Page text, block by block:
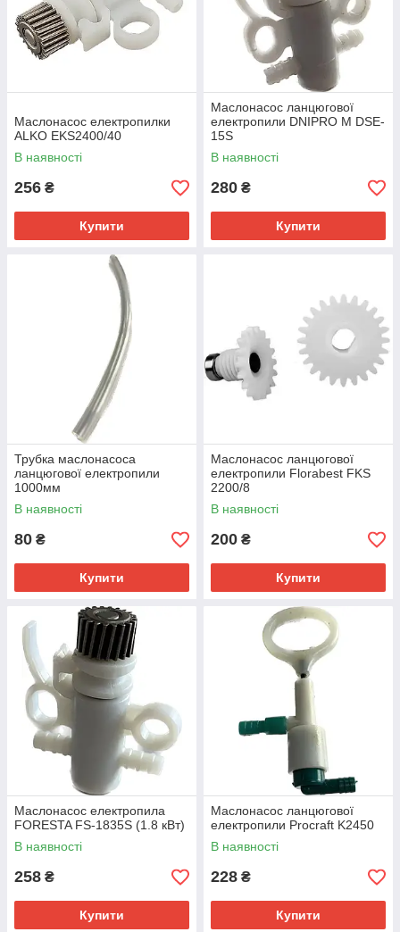
Маслонасос електропилки
ALKO EKS2400/40
В наявності
256 ₴
Купити
Маслонасос ланцюгової
електропили DNIPRO M DSE-
15S
В наявності
280 ₴
Купити
Трубка маслонасоса
ланцюгової електропили
1000мм
В наявності
80 ₴
Купити
Маслонасос ланцюгової
електропили Florabest FKS
2200/8
В наявності
200 ₴
Купити
Маслонасос електропила
FORESTA FS-1835S (1.8 кВт)
В наявності
258 ₴
Купити
Маслонасос ланцюгової
електропили Procraft K2450
В наявності
228 ₴
Купити